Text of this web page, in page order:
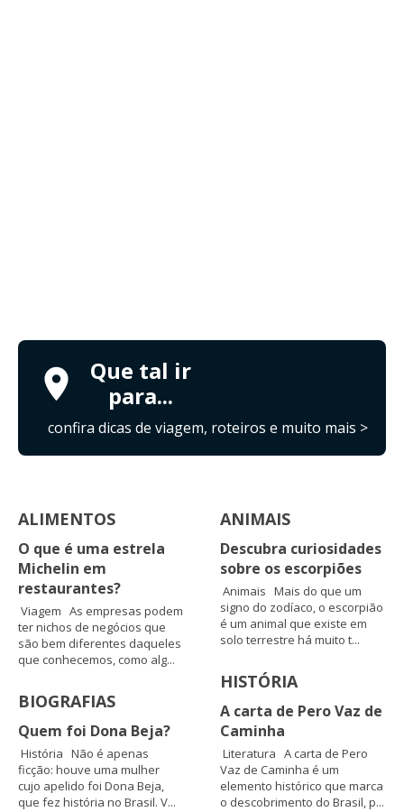
Que tal ir
para...
confira dicas de viagem, roteiros e muito mais >
ALIMENTOS
O que é uma estrela
Michelin em
restaurantes?
Viagem As empresas podem
ter nichos de negócios que
são bem diferentes daqueles
que conhecemos, como alg...
BIOGRAFIAS
Quem foi Dona Beja?
História Não é apenas
ficção: houve uma mulher
cujo apelido foi Dona Beja,
que fez história no Brasil. V...
ANIMAIS
Descubra curiosidades
sobre os escorpiões
Animais Mais do que um
signo do zodíaco, o escorpião
é um animal que existe em
solo terrestre há muito t...
HISTÓRIA
A carta de Pero Vaz de
Caminha
Literatura A carta de Pero
Vaz de Caminha é um
elemento histórico que marca
o descobrimento do Brasil, p...